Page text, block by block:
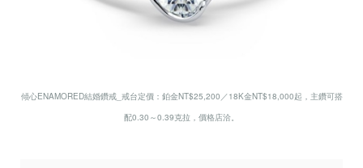
傾心ENAMORED結婚鑽戒_戒台定價：鉑金NT$25,200／18K金NT$18,000起，主鑽可搭
配0.30～0.39克拉，價格店洽。